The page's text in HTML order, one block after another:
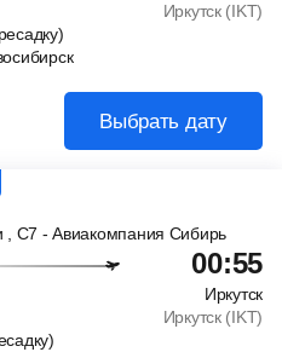
Иркутск (IKT)
Выбрать дату
, С7 - Авиакомпания Сибирь
00:55
Иркутск
Иркутск (IKT)